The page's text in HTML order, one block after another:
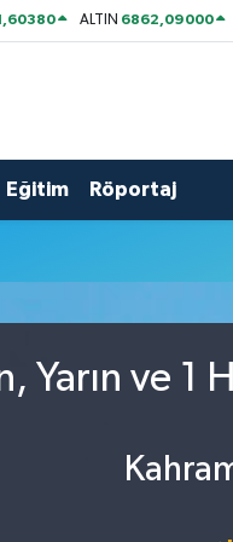
ALTIN 6862,09000
Eğitim Röportaj
Yarın ve 1